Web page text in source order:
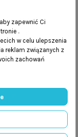
zapewnić Ci
.
w celu ulepszenia
reklam związanych z
zachowań